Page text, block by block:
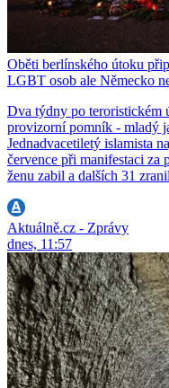
Oběti berlínského útoku
LGBT osob ale Německo
Dva týdny po teroristickém
provizorní pomník - mladý
Jednadvacetiletý islamista
července při manifestaci
ženu zabil a dalších 31
Aktuálně.cz - Zprávy
dnes, 11:57